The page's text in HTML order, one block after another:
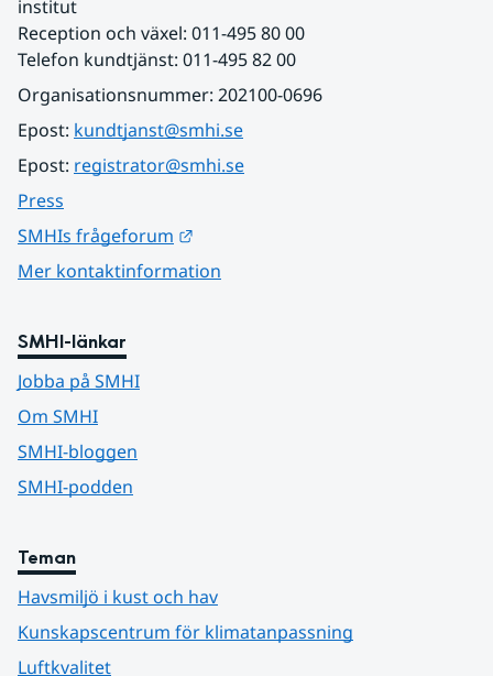
institut
Reception och växel: 011-495 80 00
Telefon kundtjänst: 011-495 82 00
Organisationsnummer: 202100-0696
Epost: kundtjanst@smhi.se
Epost: registrator@smhi.se
Press
SMHIs frågeforum
Mer kontaktinformation
SMHI-länkar
Jobba på SMHI
Om SMHI
SMHI-bloggen
SMHI-podden
Teman
Havsmiljö i kust och hav
Kunskapscentrum för klimatanpassning
Luftkvalitet